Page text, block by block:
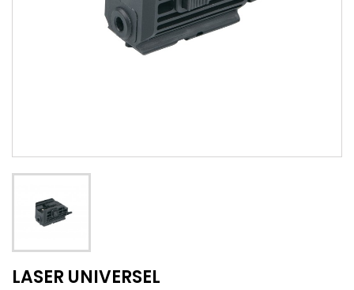
LASER UNIVERSEL